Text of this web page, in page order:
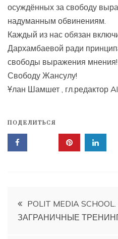
осуждённых за свободу
надуманным обвинениям.
Каждый из нас обязан
Дархамбаевой ради
свободы выражения мнения!
Свободу Жансулу!
Ұлан Шамшет , гл.редактор
ПОДЕЛИТЬСЯ
Навигация
по
POLIT MEDIA
ЗАГРАНИЧНЫЕ